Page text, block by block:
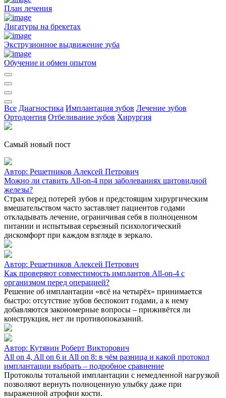
План лечения
Лигатуры на брекетах
Экструзионное выдвижение зуба
Обучение и обмен опытом
Все Диагностика Имплантация зубов Лечение зубов
Ортодонтия Отбеливание зубов Хирургия
Самый новый пост
Автор: Решетников Алексей Петрович
Можно ли ставить All-on-4 при заболеваниях щитовидной
железы?
Страх перед потерей зубов и предстоящим хирургическим
вмешательством часто заставляет пациентов годами
откладывать лечение, ограничивая себя в полноценном
питании и испытывая серьезный психологический
дискомфорт при каждом взгляде в зеркало.
Автор: Решетников Алексей Петрович
Как проверяют совместимость имплантов All-on-4 с
организмом перед операцией?
Решение об имплантации «всё на четырёх» принимается
быстро: отсутствие зубов беспокоит годами, а к нему
добавляются закономерные вопросы – приживётся ли
конструкция, нет ли противопоказаний.
Автор: Кутявин Роберт Викторович
All on 4, All on 6 и All on 8: в чём разница и какой протокол
имплантации выбрать – подробное сравнение
Протоколы тотальной имплантации с немедленной нагрузкой
позволяют вернуть полноценную улыбку даже при
выраженной атрофии кости.